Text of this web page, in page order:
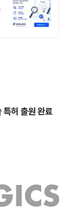
특허 출원 완료